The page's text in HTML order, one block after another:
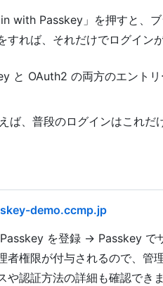
with Passkey」を押すと、
すれば、それだけでログイ
と OAuth2 の両方のエント
ば、普段のログインはこれ
demo.ccmp.jp
を登録 → Passkey で
者権限が付与されるので、管
や認証方法の詳細も確認でき